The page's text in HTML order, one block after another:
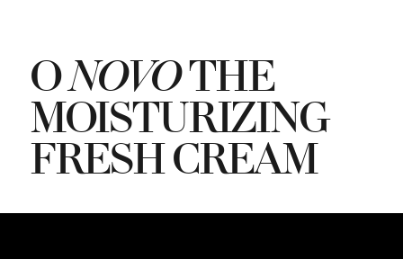
ONOVOTHE
MOISTURIZING
FRESH CREAM